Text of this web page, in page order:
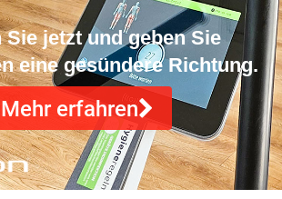
Sie jetzt und geben Sie
eine gesündere Richtung.
Mehr erfahren